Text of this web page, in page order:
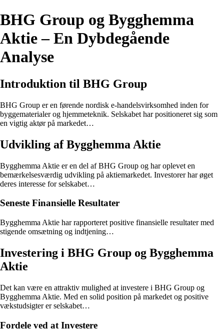
BHG Group og Bygghemma
Aktie – En Dybdegående
Analyse
Introduktion til BHG Group
BHG Group er en førende nordisk e-handelsvirksomhed inden for
byggematerialer og hjemmeteknik. Selskabet har positioneret sig som
en vigtig aktør på markedet…
Udvikling af Bygghemma Aktie
Bygghemma Aktie er en del af BHG Group og har oplevet en
bemærkelsesværdig udvikling på aktiemarkedet. Investorer har øget
deres interesse for selskabet…
Seneste Finansielle Resultater
Bygghemma Aktie har rapporteret positive finansielle resultater med
stigende omsætning og indtjening…
Investering i BHG Group og Bygghemma
Aktie
Det kan være en attraktiv mulighed at investere i BHG Group og
Bygghemma Aktie. Med en solid position på markedet og positive
vækstudsigter er selskabet…
Fordele ved at Investere